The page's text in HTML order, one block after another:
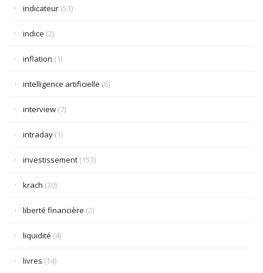
indicateur (51)
indice (2)
inflation (1)
intelligence artificielle (6)
interview (7)
intraday (1)
investissement (153)
krach (30)
liberté financière (2)
liquidité (4)
livres (14)